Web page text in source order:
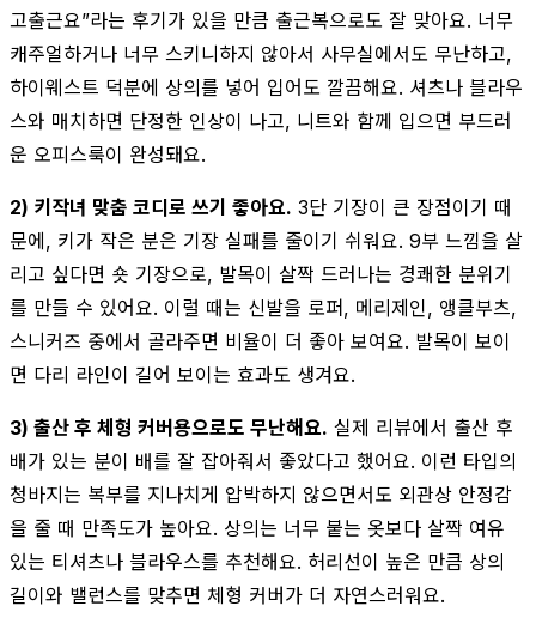
고출근요”라는 후기가 있을 만큼 출근복으로도 잘 맞아요. 너무
캐주얼하거나 너무 스키니하지 않아서 사무실에서도 무난하고,
하이웨스트 덕분에 상의를 넣어 입어도 깔끔해요. 셔츠나 블라우
스와 매치하면 단정한 인상이 나고, 니트와 함께 입으면 부드러
운 오피스룩이 완성돼요.
2) 키작녀 맞춤 코디로 쓰기 좋아요. 3단 기장이 큰 장점이기 때
문에, 키가 작은 분은 기장 실패를 줄이기 쉬워요. 9부 느낌을 살
리고 싶다면 숏 기장으로, 발목이 살짝 드러나는 경쾌한 분위기
를 만들 수 있어요. 이럴 때는 신발을 로퍼, 메리제인, 앵클부츠,
스니커즈 중에서 골라주면 비율이 더 좋아 보여요. 발목이 보이
면 다리 라인이 길어 보이는 효과도 생겨요.
3) 출산 후 체형 커버용으로도 무난해요. 실제 리뷰에서 출산 후
배가 있는 분이 배를 잘 잡아줘서 좋았다고 했어요. 이런 타입의
청바지는 복부를 지나치게 압박하지 않으면서도 외관상 안정감
을 줄 때 만족도가 높아요. 상의는 너무 붙는 옷보다 살짝 여유
있는 티셔츠나 블라우스를 추천해요. 허리선이 높은 만큼 상의
길이와 밸런스를 맞추면 체형 커버가 더 자연스러워요.